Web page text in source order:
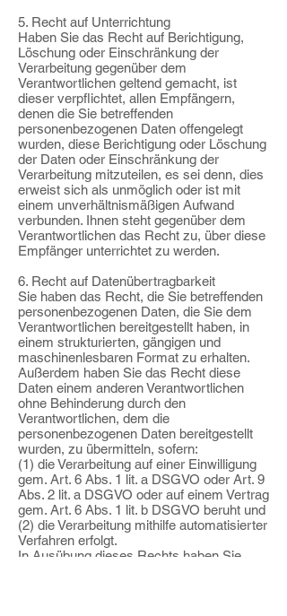
5. Recht auf Unterrichtung
Haben Sie das Recht auf Berichtigung,
Löschung oder Einschränkung der
Verarbeitung gegenüber dem
Verantwortlichen geltend gemacht, ist
dieser verpflichtet, allen Empfängern,
denen die Sie betreffenden
personenbezogenen Daten offengelegt
wurden, diese Berichtigung oder Löschung
der Daten oder Einschränkung der
Verarbeitung mitzuteilen, es sei denn, dies
erweist sich als unmöglich oder ist mit
einem unverhältnismäßigen Aufwand
verbunden. Ihnen steht gegenüber dem
Verantwortlichen das Recht zu, über diese
Empfänger unterrichtet zu werden.
6. Recht auf Datenübertragbarkeit
Sie haben das Recht, die Sie betreffenden
personenbezogenen Daten, die Sie dem
Verantwortlichen bereitgestellt haben, in
einem strukturierten, gängigen und
maschinenlesbaren Format zu erhalten.
Außerdem haben Sie das Recht diese
Daten einem anderen Verantwortlichen
ohne Behinderung durch den
Verantwortlichen, dem die
personenbezogenen Daten bereitgestellt
wurden, zu übermitteln, sofern:
(1) die Verarbeitung auf einer Einwilligung
gem. Art. 6 Abs. 1 lit. a DSGVO oder Art. 9
Abs. 2 lit. a DSGVO oder auf einem Vertrag
gem. Art. 6 Abs. 1 lit. b DSGVO beruht und
(2) die Verarbeitung mithilfe automatisierter
Verfahren erfolgt.
In Ausübung dieses Rechts haben Sie